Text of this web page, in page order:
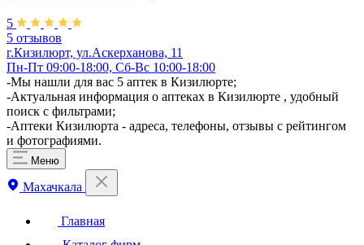
5
5 отзывов
г.Кизилюрт, ул.​Аскерханова, 11
Пн-Пт 09:00-18:00, Сб-Вс 10:00-18:00
-Мы нашли для вас 5 аптек в Кизилюрте;
-Актуальная информация о аптеках в Кизилюрте , удобный
поиск с фильтрами;
-Аптеки Кизилюрта - адреса, телефоны, отзывы с рейтингом
и фотографиями.
Меню
Махачкала
Главная